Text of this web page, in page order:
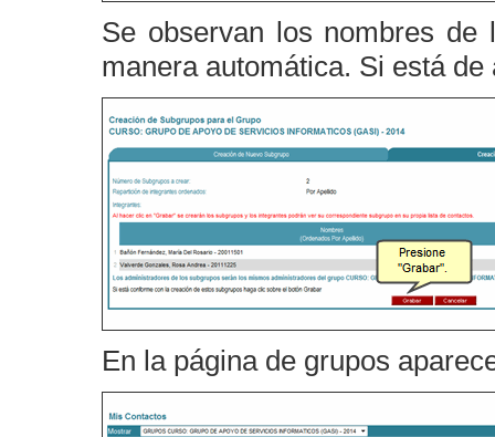
Se observan los nombres de
manera automática. Si está
En la página de grupos